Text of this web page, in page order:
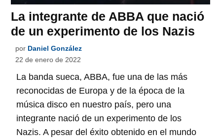
La integrante de ABBA que nació
de un experimento de los Nazis
por Daniel González
22 de enero de 2022
La banda sueca, ABBA, fue una de las más
reconocidas de Europa y de la época de la
música disco en nuestro país, pero una
integrante nació de un experimento de los
Nazis. A pesar del éxito obtenido en el mundo